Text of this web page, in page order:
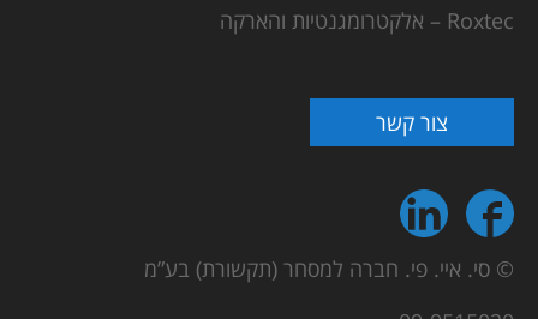
Roxtec – אלקטרומגנטיות והארקה
צור קשר
© סי. איי. פי. חברה למסחר (תקשורת) בע”מ